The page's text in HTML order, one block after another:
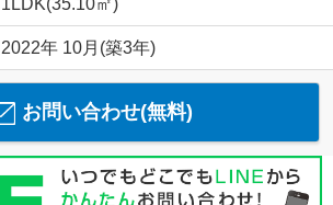
2022年 10月(築3年)
お問い合わせ(無料)